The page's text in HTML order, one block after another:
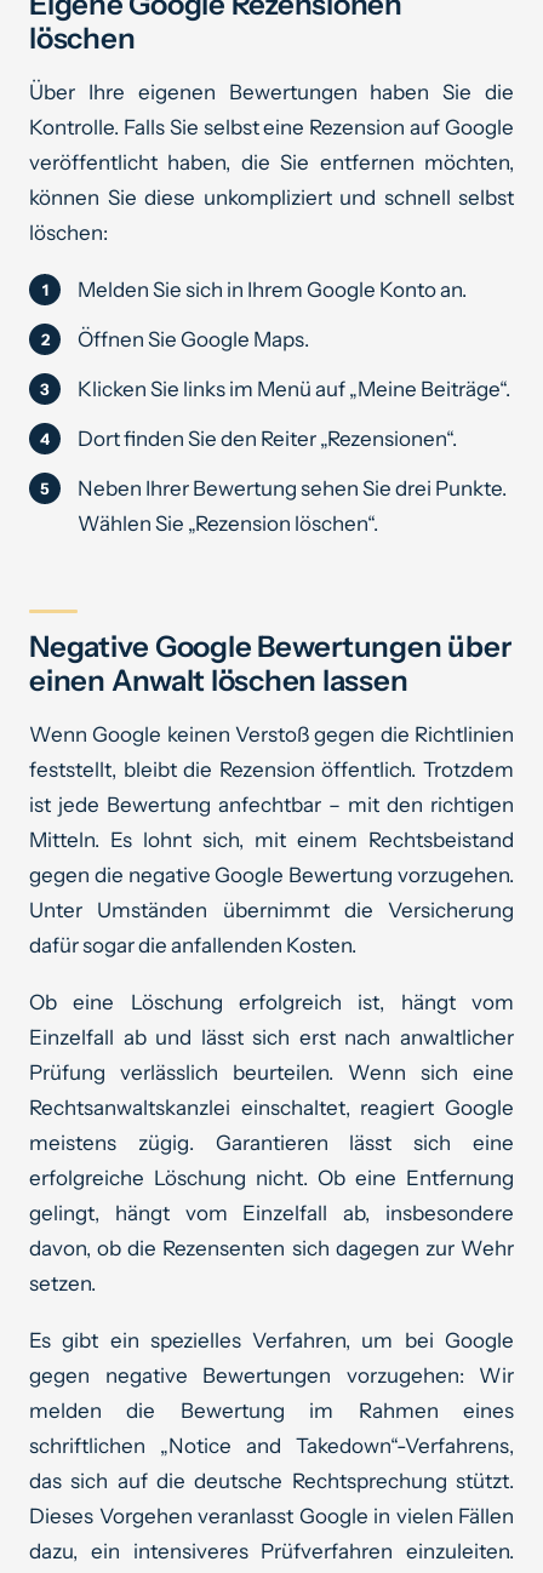
löschen
Über Ihre eigenen Bewertungen haben Sie die
Kontrolle. Falls Sie selbst eine Rezension auf Google
veröffentlicht haben, die Sie entfernen möchten,
können Sie diese unkompliziert und schnell selbst
löschen:
Melden Sie sich in Ihrem Google Konto an.
Öffnen Sie Google Maps.
Klicken Sie links im Menü auf „Meine Beiträge“.
Dort finden Sie den Reiter „Rezensionen“.
Neben Ihrer Bewertung sehen Sie drei Punkte.
Wählen Sie „Rezension löschen“.
Negative Google Bewertungen über
einen Anwalt löschen lassen
Wenn Google keinen Verstoß gegen die Richtlinien
feststellt, bleibt die Rezension öffentlich. Trotzdem
ist jede Bewertung anfechtbar – mit den richtigen
Mitteln. Es lohnt sich, mit einem Rechtsbeistand
gegen die negative Google Bewertung vorzugehen.
Unter Umständen übernimmt die Versicherung
dafür sogar die anfallenden Kosten.
Ob eine Löschung erfolgreich ist, hängt vom
Einzelfall ab und lässt sich erst nach anwaltlicher
Prüfung verlässlich beurteilen. Wenn sich eine
Rechtsanwaltskanzlei einschaltet, reagiert Google
meistens zügig. Garantieren lässt sich eine
erfolgreiche Löschung nicht. Ob eine Entfernung
gelingt, hängt vom Einzelfall ab, insbesondere
davon, ob die Rezensenten sich dagegen zur Wehr
setzen.
Es gibt ein spezielles Verfahren, um bei Google
gegen negative Bewertungen vorzugehen: Wir
melden die Bewertung im Rahmen eines
schriftlichen „Notice and Takedown“-Verfahrens,
das sich auf die deutsche Rechtsprechung stützt.
Dieses Vorgehen veranlasst Google in vielen Fällen
dazu, ein intensiveres Prüfverfahren einzuleiten.